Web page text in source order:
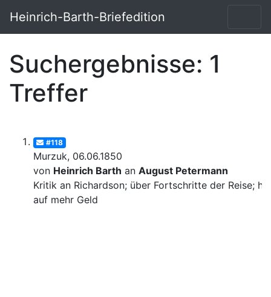
Heinrich-Barth-Briefedition
Suchergebnisse: 1
Treffer
#118
Murzuk, 06.06.1850
von Heinrich Barth an August Petermann
Kritik an Richardson; über Fortschritte der Reise;
auf mehr Geld